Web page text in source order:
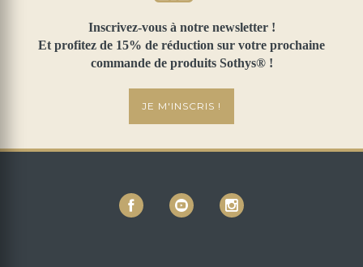
Inscrivez-vous à notre newsletter !
Et profitez de 15% de réduction sur votre prochaine
commande de produits Sothys® !
JE M'INSCRIS !